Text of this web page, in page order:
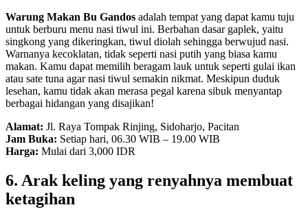
Warung Makan Bu Gandos adalah tempat yang dapat kamu tuju
untuk berburu menu nasi tiwul ini. Berbahan dasar gaplek, yaitu
singkong yang dikeringkan, tiwul diolah sehingga berwujud nasi.
Warnanya kecoklatan, tidak seperti nasi putih yang biasa kamu
makan. Kamu dapat memilih beragam lauk untuk seperti gulai ikan
atau sate tuna agar nasi tiwul semakin nikmat. Meskipun duduk
lesehan, kamu tidak akan merasa pegal karena sibuk menyantap
berbagai hidangan yang disajikan!
Alamat: Jl. Raya Tompak Rinjing, Sidoharjo, Pacitan
Jam Buka: Setiap hari, 06.30 WIB – 19.00 WIB
Harga: Mulai dari 3,000 IDR
6. Arak keling yang renyahnya membuat
ketagihan